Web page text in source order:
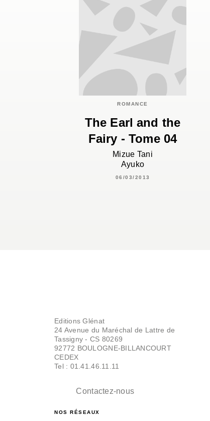
ROMANCE
The Earl and the
Fairy - Tome 04
Mizue Tani
Ayuko
06/03/2013
Editions Glénat
24 Avenue du Maréchal de Lattre de
Tassigny - CS 80269
92772 BOULOGNE-BILLANCOURT
CEDEX
Tel : 01.41.46.11.11
Contactez-nous
NOS RÉSEAUX